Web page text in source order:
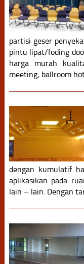
partisi geser
pintu lipat/foding
harga murah
meeting, ballroom
dengan kumulatif
aplikasikan pada
lain – lain. Dengan